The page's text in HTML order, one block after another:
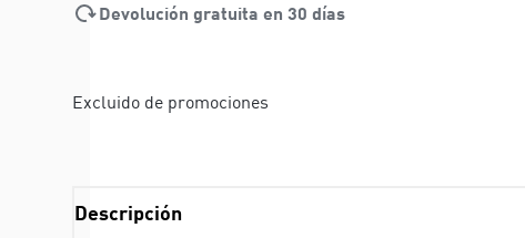
Devolución gratuita en 30 días
Excluido de promociones
Descripción